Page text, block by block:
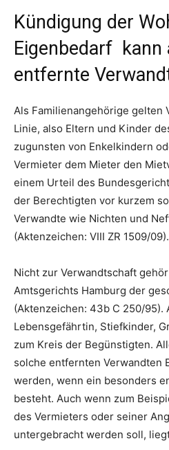
Kündigung der
Eigenbedarf kann
entfernte
Als Familienangehörige gelten
Linie, also Eltern und Kinder
zugunsten von Enkelkindern
Vermieter dem Mieter den
einem Urteil des
der Berechtigten vor kurzem
Verwandte wie Nichten und
(Aktenzeichen: VIII ZR 1509/09).
Nicht zur Verwandtschaft
Amtsgerichts Hamburg der
(Aktenzeichen: 43b C 250/95).
Lebensgefährtin, Stiefkinder,
zum Kreis der Begünstigten.
solche entfernten Verwandten
werden, wenn ein besonders
besteht. Auch wenn zum
des Vermieters oder seiner
untergebracht werden soll,